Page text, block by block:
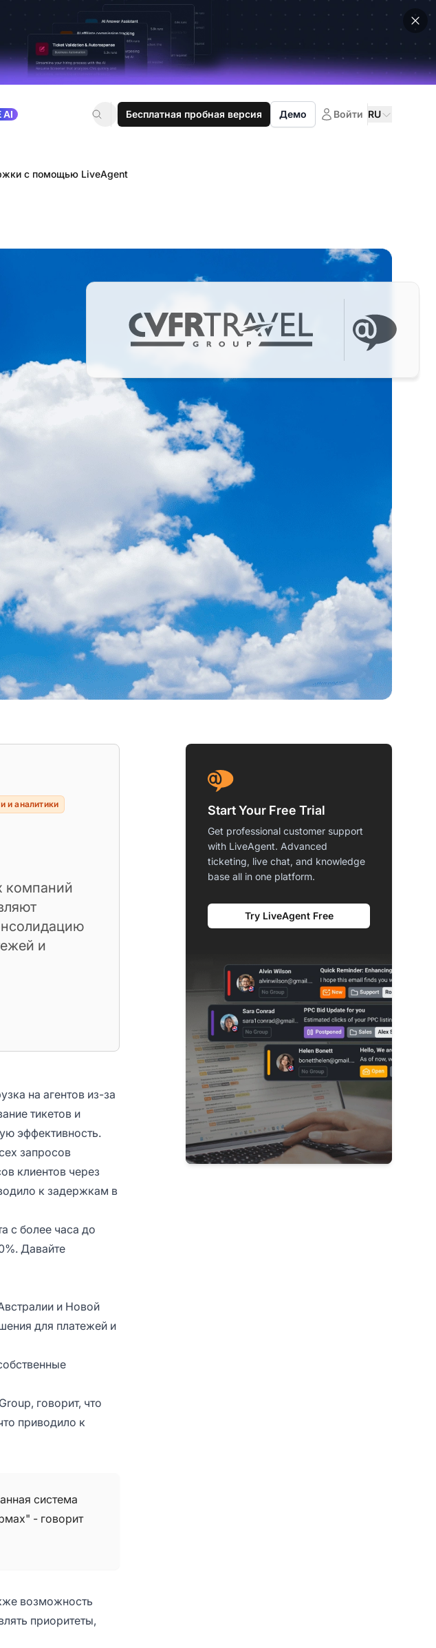
AI Бесплатная пробная версия Демо Войти RU
с помощью LiveAgent
и аналитики
компаний
и
на агентов из-за
тикетов и
эффективность.
запросов
клиентов через
к задержкам в
с более часа до
Давайте
и Новой
для платежей и
говорит, что
приводило к
система
- говорит
возможность
приоритеты,
Start Your Free Trial
Get professional customer support
with LiveAgent. Advanced
ticketing, live chat, and knowledge
base all in one platform.
Try LiveAgent Free